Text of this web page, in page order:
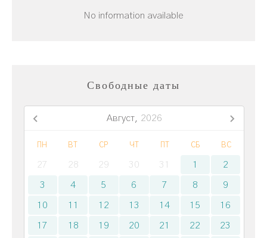
No information available
Свободные даты
Август, 2026
ПН ВТ СР ЧТ СБ ВС
27 28 29 30 31 1 2
3 4 5 6 7 8 9
10 11 12 13 14 15 16
17 18 19 20 21 22 23